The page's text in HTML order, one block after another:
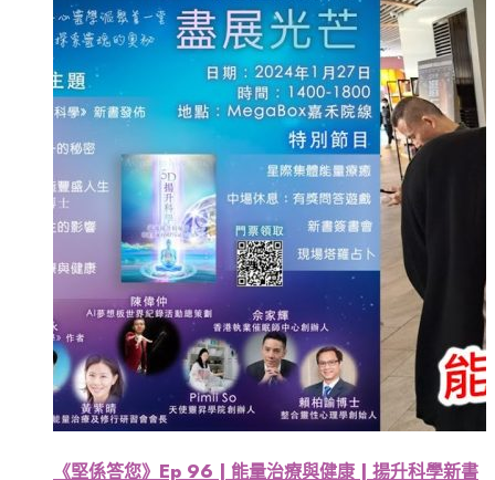
《堅係答您》Ep 96 | 能量治療與健康 | 揚升科學新書